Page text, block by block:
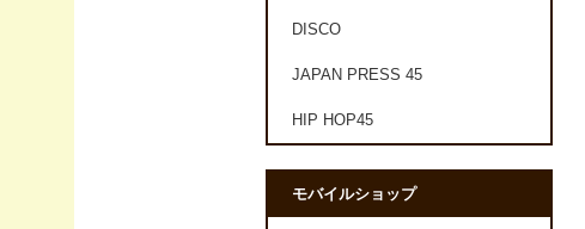
DISCO
JAPAN PRESS 45
HIP HOP45
モバイルショップ